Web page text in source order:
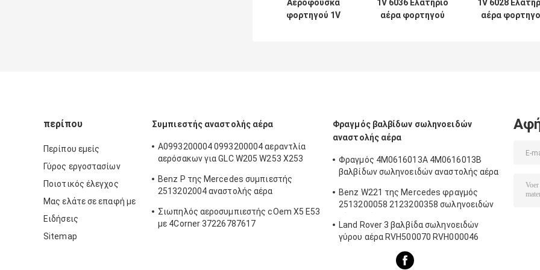
Αερόφουσκα
φορτηγού 1V
1V 6036 Ελατήριο
αέρα φορτηγού
1V 6028
αέρα
περίπου
Περίπου εμείς
Γύρος εργοστασίων
Ποιοτικός έλεγχος
Μας ελάτε σε επαφή με
Ειδήσεις
Sitemap
Συμπιεστής αναστολής αέρα
A0993200004 0993200004 αεραντλία
αερόσακων για GLC W205 W253 X253
Benz Ρ της Mercedes συμπιεστής
2513202004 αναστολής αέρα
Σιωπηλός αεροσυμπιεστής cOem X5 E53
με 4Corner 37226787617
Φραγμός βαλβίδων σωληνοειδών
αναστολής αέρα
Φραγμός 4M0616013A 4M0616013B
βαλβίδων σωληνοειδών αναστολής αέρα
Benz W221 της Mercedes φραγμός
2513200058 2123200358 σωληνοειδών
Land Rover 3 βαλβίδα σωληνοειδών
γύρου αέρα RVH500070 RVH000046